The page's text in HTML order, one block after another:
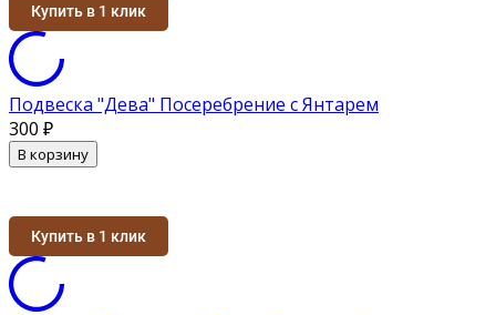
Купить в 1 клик
Подвеска "Дева" Посеребрение с Янтарем
300 ₽
В корзину
Купить в 1 клик